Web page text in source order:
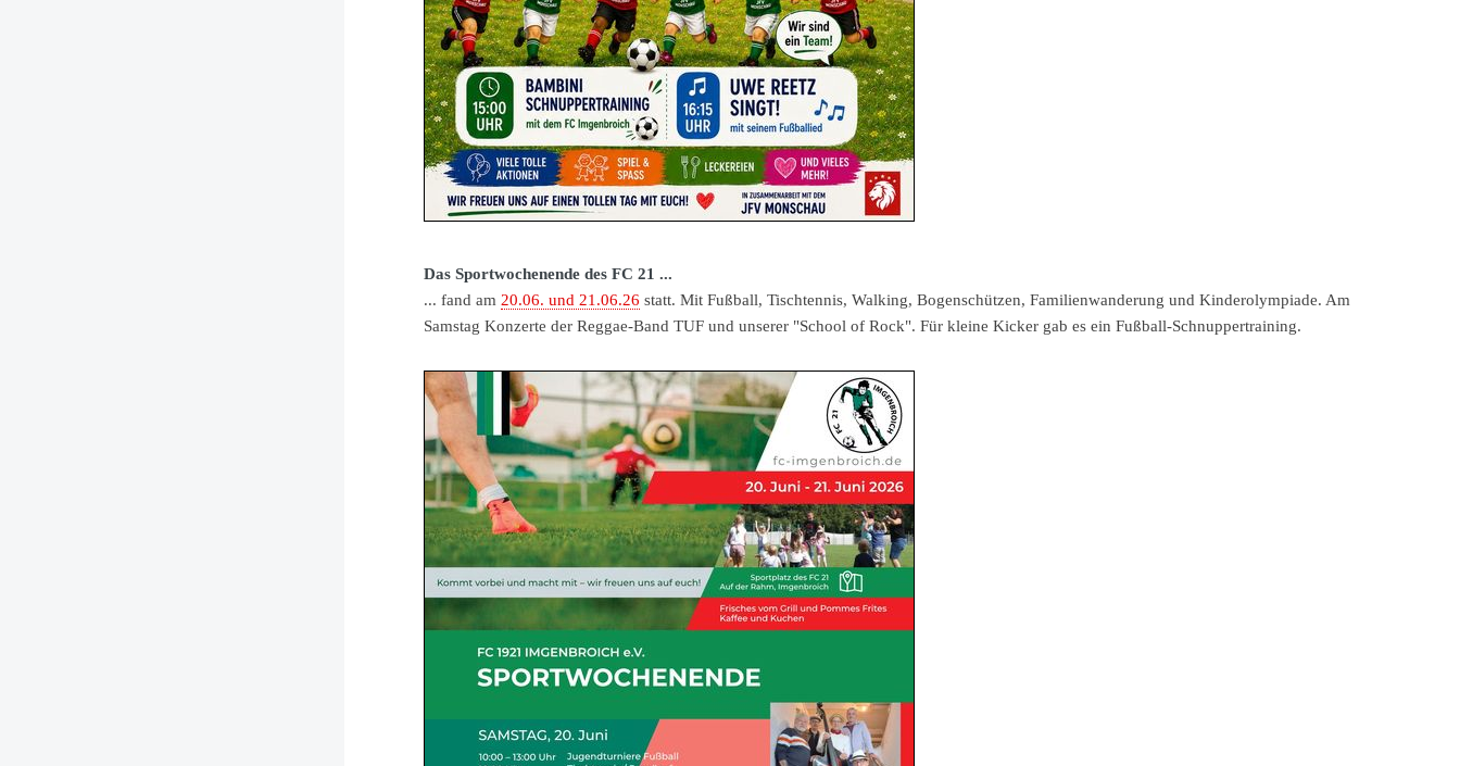
Das Sportwochenende des FC 21 ...
... fand am 20.06. und 21.06.26 statt. Mit Fußball, Tischtennis, Walking, Bogenschützen, Familienwanderung und Kinderolympiade. Am
Samstag Konzerte der Reggae-Band TUF und unserer "School of Rock". Für kleine Kicker gab es ein Fußball-Schnuppertraining.